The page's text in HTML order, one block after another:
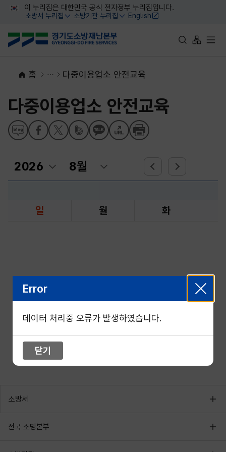
대메뉴 바로가기
본문 바로가기
이 누리집은 대한민국 공식 전자정부 누리집입니다.
소방서 누리집
열기
소방기관 누리집
열기
English
통합검색 바로가
사이트맵
전체
홈 다중이용업소 안전교육
다중이용업소 안전교육
일 월 화
소방서
전국 소방본부
Error
데이터 처리중 오류가 발생하였습니다.
닫기